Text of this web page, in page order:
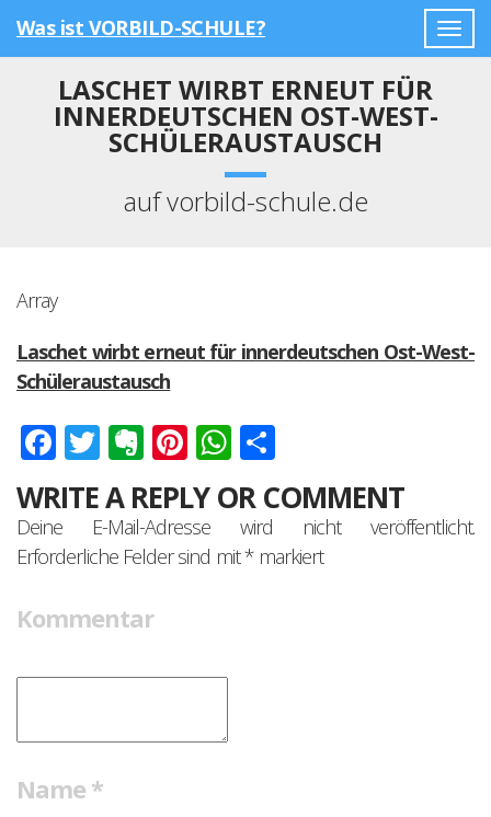
Was ist VORBILD-SCHULE?
LASCHET WIRBT ERNEUT FÜR
INNERDEUTSCHEN OST-WEST-
SCHÜLERAUSTAUSCH
auf vorbild-schule.de
Array
Laschet wirbt erneut für innerdeutschen Ost-West-
Schüleraustausch
Facebook
Twitter
Evernote
Pinterest
WhatsApp
WRITE A REPLY OR COMMENT
Deine E-Mail-Adresse wird nicht veröffentlicht.
Erforderliche Felder sind mit*markiert
Kommentar
Name *